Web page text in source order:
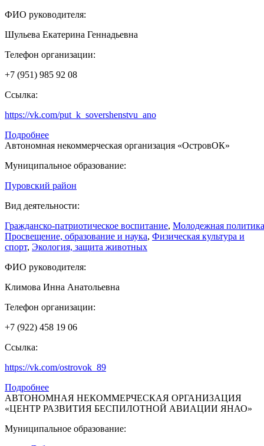
ФИО руководителя:
Шульева Екатерина Геннадьевна
Телефон организации:
+7 (951) 985 92 08
Ссылка:
https://vk.com/put_k_sovershenstvu_ano
Подробнее
Автономная некоммерческая организация «ОстровОК»
Муниципальное образование:
Пуровский район
Вид деятельности:
Гражданско-патриотическое воспитание, Молодежная политика
Просвещение, образование и наука, Физическая культура и
спорт, Экология, защита животных
ФИО руководителя:
Климова Инна Анатольевна
Телефон организации:
+7 (922) 458 19 06
Ссылка:
https://vk.com/ostrovok_89
Подробнее
АВТОНОМНАЯ НЕКОММЕРЧЕСКАЯ ОРГАНИЗАЦИЯ
«ЦЕНТР РАЗВИТИЯ БЕСПИЛОТНОЙ АВИАЦИИ ЯНАО»
Муниципальное образование: